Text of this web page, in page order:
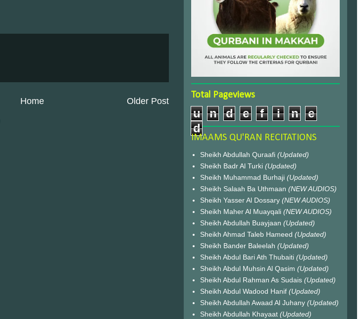
Older Post
Home
Total Pageviews
u n d e f i n
e
d
IMAAMS QU'RAN RECITATIONS
Sheikh Abdullah Quraafi (Updated)
Sheikh Badr Al Turki (Updated)
Sheikh Muhammad Burhaji (Updated)
Sheikh Salaah Ba Uthmaan (NEW AUDIOS)
Sheikh Yasser Al Dossary (NEW AUDIOS)
Sheikh Maher Al Muayqali (NEW AUDIOS)
Sheikh Abdullah Buayjaan (Updated)
Sheikh Ahmad Taleb Hameed (Updated)
Sheikh Bander Baleelah (Updated)
Sheikh Abdul Bari Ath Thubaiti (Updated)
Sheikh Abdul Muhsin Al Qasim (Updated)
Sheikh Abdul Rahman As Sudais (Updated)
Sheikh Abdul Wadood Hanif (Updated)
Sheikh Abdullah Awaad Al Juhany (Updated)
Sheikh Abdullah Khayaat (Updated)